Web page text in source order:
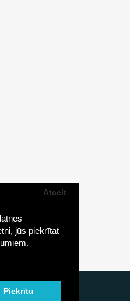
jūs piekrītat
Atcelt
Piekrītu
2026